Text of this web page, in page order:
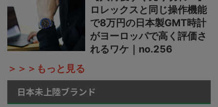
ロレックスと同じ操作機能
で8万円の日本製GMT時計
がヨーロッパで高く評価さ
れるワケ｜no.256
＞＞＞もっと見る
日本未上陸ブランド